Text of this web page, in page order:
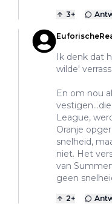
3+
Ik denk dat
wilde'
En om nou
League,
Oranje
snelheid,
niet. Het
van
geen
2+